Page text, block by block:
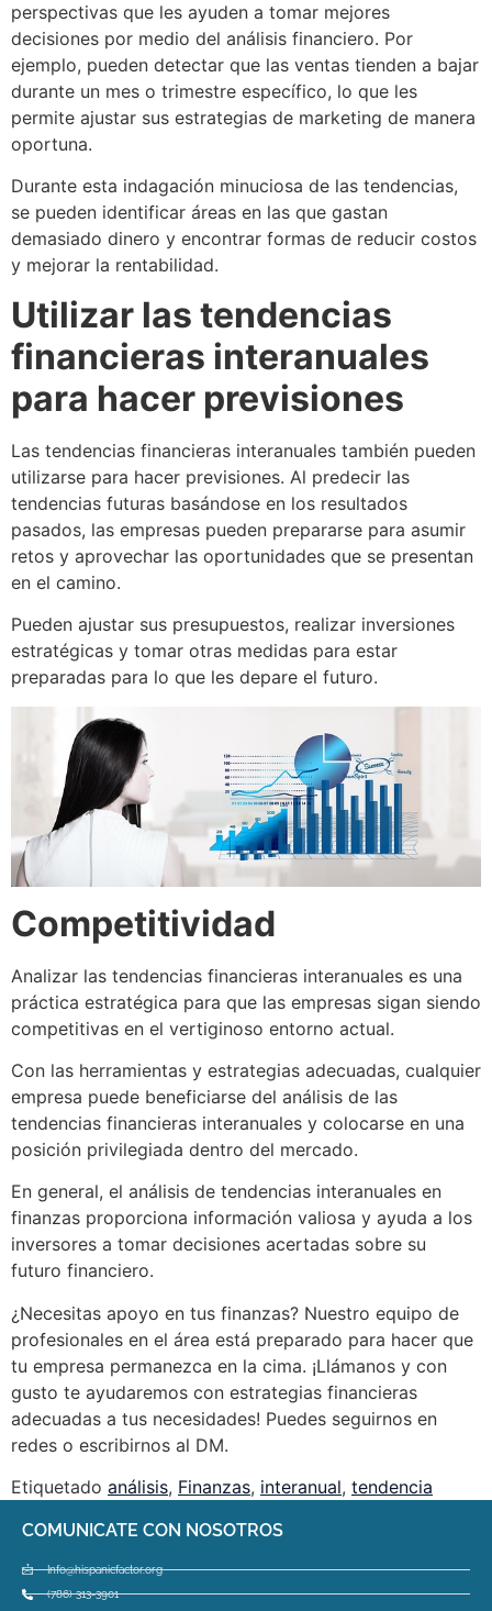
perspectivas que les ayuden a tomar mejores
decisiones por medio del análisis financiero. Por
ejemplo, pueden detectar que las ventas tienden a bajar
durante un mes o trimestre específico, lo que les
permite ajustar sus estrategias de marketing de manera
oportuna.
Durante esta indagación minuciosa de las tendencias,
se pueden identificar áreas en las que gastan
demasiado dinero y encontrar formas de reducir costos
y mejorar la rentabilidad.
Utilizar las tendencias
financieras interanuales
para hacer previsiones
Las tendencias financieras interanuales también pueden
utilizarse para hacer previsiones. Al predecir las
tendencias futuras basándose en los resultados
pasados, las empresas pueden prepararse para asumir
retos y aprovechar las oportunidades que se presentan
en el camino.
Pueden ajustar sus presupuestos, realizar inversiones
estratégicas y tomar otras medidas para estar
preparadas para lo que les depare el futuro.
Competitividad
Analizar las tendencias financieras interanuales es una
práctica estratégica para que las empresas sigan siendo
competitivas en el vertiginoso entorno actual.
Con las herramientas y estrategias adecuadas, cualquier
empresa puede beneficiarse del análisis de las
tendencias financieras interanuales y colocarse en una
posición privilegiada dentro del mercado.
En general, el análisis de tendencias interanuales en
finanzas proporciona información valiosa y ayuda a los
inversores a tomar decisiones acertadas sobre su
futuro financiero.
¿Necesitas apoyo en tus finanzas? Nuestro equipo de
profesionales en el área está preparado para hacer que
tu empresa permanezca en la cima. ¡Llámanos y con
gusto te ayudaremos con estrategias financieras
adecuadas a tus necesidades! Puedes seguirnos en
redes o escribirnos al DM.
Etiquetado análisis, Finanzas, interanual, tendencia
COMUNICATE CON NOSOTROS
Info@hispanicfactor.org
(786) 313-3901